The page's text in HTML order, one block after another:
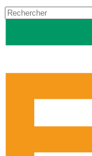
Recherche
pour